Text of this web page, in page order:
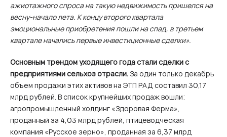
ажиотажного спроса на такую недвижимость пришелся на
весну-начало лета. К концу второго квартала
эмоциональные приобретения пошли на спад, в третьем
квартале начались первые инвестиционные сделки».
Основным трендом уходящего года стали сделки с
предприятиями сельхоз отрасли. За один только декабрь
объем продажи этих активов на ЭТП РАД составил 30,17
млрд рублей. В список крупнейших продаж вошли:
агропромышленный холдинг «Здоровая Ферма»,
проданный за 4,03 млрд рублей, птицеводческая
компания «Русское зерно», проданная за 6,37 млрд